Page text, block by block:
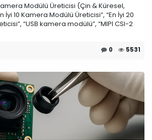
Modülü Üreticisi (Çin & Küresel,
İyi 10 Kamera Modülü Üreticisi”, “En İyi 20
“USB kamera modülü”, “MIPI CSI-2
0 5531